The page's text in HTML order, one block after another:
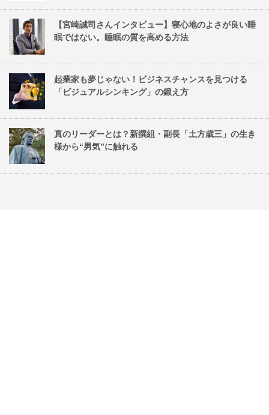
【宮崎誠司さんインタビュー】寝心地のよさが良い睡
眠ではない。睡眠の質を高める方法
起業家も夢じゃない！ビジネスチャンスを見つける
「ビジュアルシンキング」の鍛え方
真のリーダーとは？新撰組・副長「土方歳三」の生き
様から“男気”に触れる